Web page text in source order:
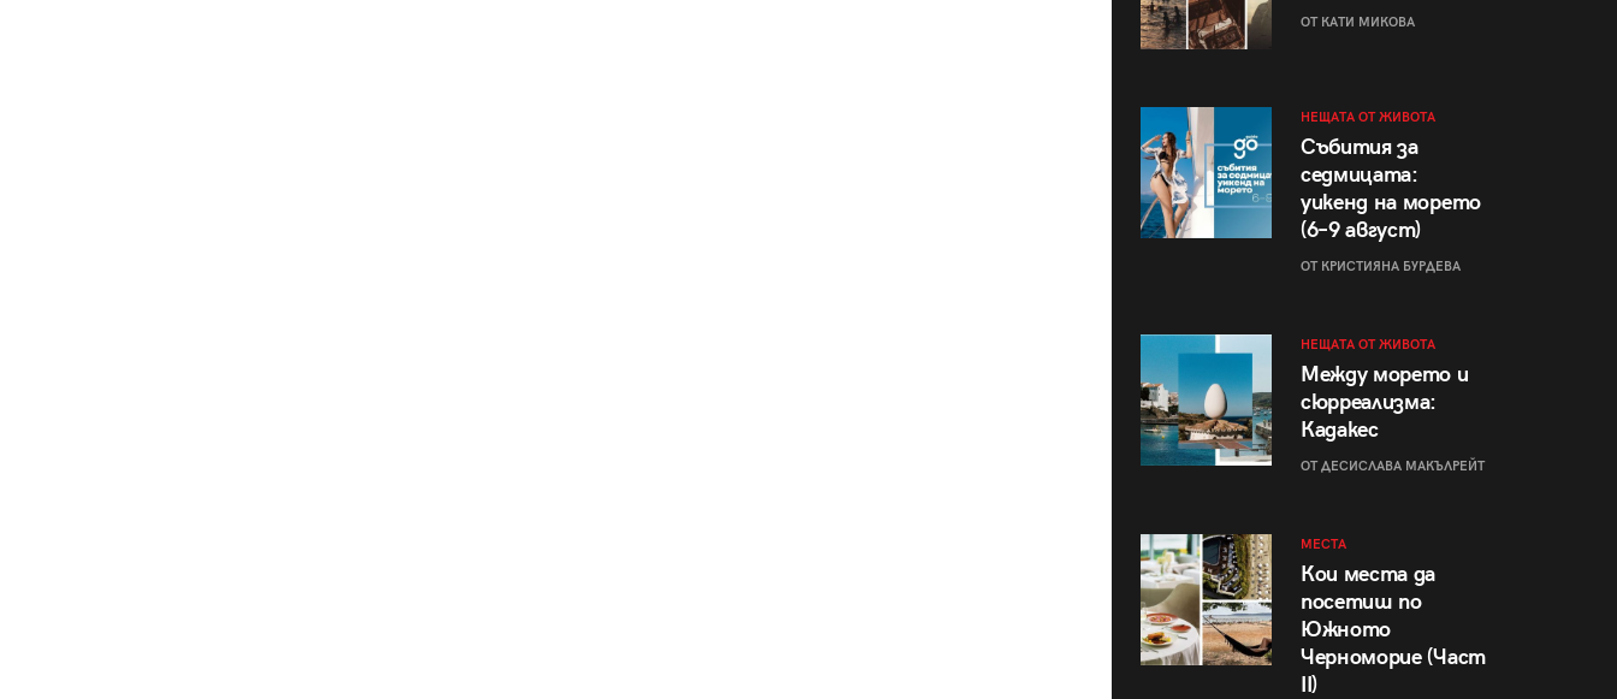
ОТ КАТИ МИКОВА
НЕЩАТА ОТ ЖИВОТА
Събития за
седмицата:
уикенд на морето
(6–9 август)
ОТ КРИСТИЯНА БУРДЕВА
НЕЩАТА ОТ ЖИВОТА
Между морето и
сюрреализма:
Кадакес
ОТ ДЕСИСЛАВА МАКЪЛРЕЙТ
МЕСТА
Кои места да
посетиш по
Южното
Черноморие (Част
II)